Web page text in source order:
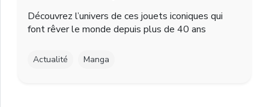
Découvrez l’univers de ces jouets iconiques qui
font rêver le monde depuis plus de 40 ans
Actualité Manga